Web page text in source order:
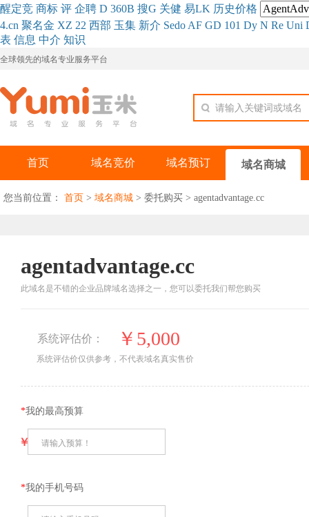
醒定竞 商标 评 企聘 D 360B 搜G 关健 易LK 历史价格
4.cn 聚名金 XZ 22 西部 玉集 新介 Sedo AF GD 101 Dy N Re Uni
表 信息 中介 知识